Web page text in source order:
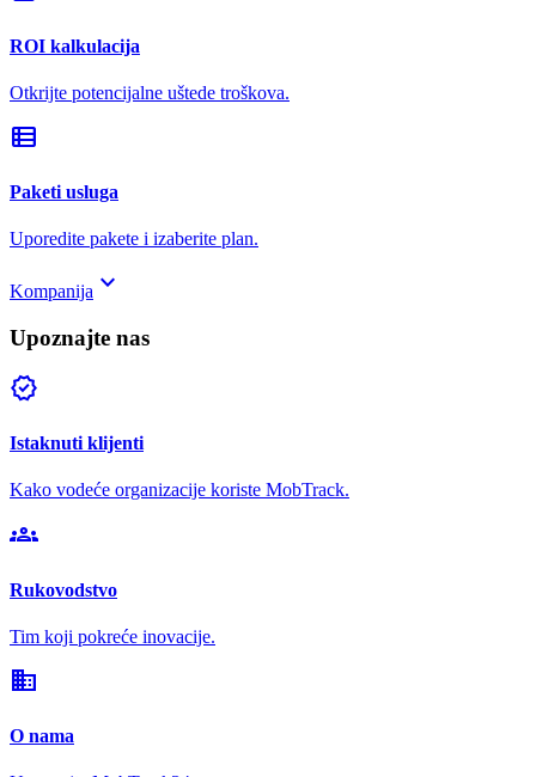
ROI kalkulacija
Otkrijte potencijalne uštede troškova.
view_list
Paketi usluga
Uporedite pakete i izaberite plan.
Kompanija keyboard_arrow_down
Upoznajte nas
verified
Istaknuti klijenti
Kako vodeće organizacije koriste MobTrack.
groups
Rukovodstvo
Tim koji pokreće inovacije.
domain
O nama